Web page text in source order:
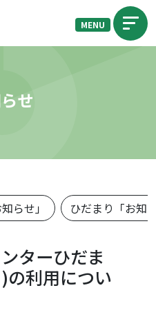
MENU
せ
らせ」 ひだまり「お知
ターひだま
利用につい